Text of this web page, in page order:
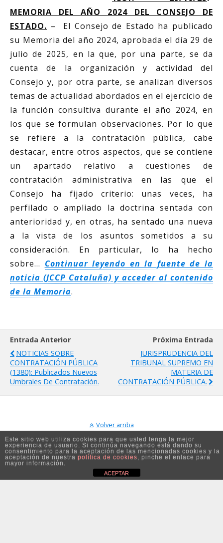
MEMORIA DEL AÑO 2024 DEL CONSEJO DE
ESTADO. – El Consejo de Estado ha publicado
su Memoria del año 2024, aprobada el día 29 de
julio de 2025, en la que, por una parte, se da
cuenta de la organización y actividad del
Consejo y, por otra parte, se analizan diversos
temas de actualidad abordados en el ejercicio de
la función consultiva durante el año 2024, en
los que se formulan observaciones. Por lo que
se refiere a la contratación pública, cabe
destacar, entre otros aspectos, que se contiene
un apartado relativo a cuestiones de
contratación administrativa en las que el
Consejo ha fijado criterio: unas veces, ha
perfilado o ampliado la doctrina sentada con
anterioridad y, en otras, ha sentado una nueva
a la vista de los asuntos sometidos a su
consideración. En particular, lo ha hecho
sobre… Continuar leyendo en la fuente de la
noticia (JCCP Cataluña) y acceder al contenido
de la Memoria.
Entrada Anterior
NOTICIAS SOBRE
CONTRATACIÓN PÚBLICA
(1380): Publicados Nuevos
Umbrales De Contratación.
Próxima Entrada
JURISPRUDENCIA DEL
TRIBUNAL SUPREMO EN
MATERIA DE
CONTRATACIÓN PÚBLICA.
Volver arriba
Móvil Escritorio
Este sitio web utiliza cookies para que usted tenga la mejor
experiencia de usuario. Si continúa navegando está dando su
consentimiento para la aceptación de las mencionadas cookies y la
aceptación de nuestra política de cookies , pinche el enlace para
mayor información.
ACEPTAR